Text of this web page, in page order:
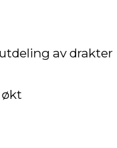
av drakter
økt